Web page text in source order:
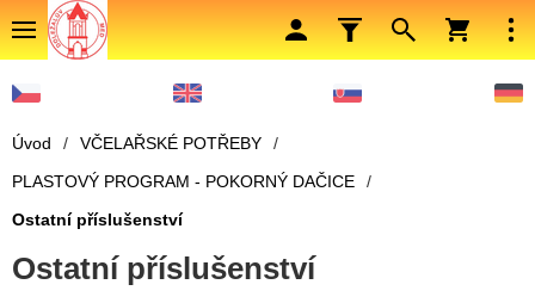
Úvod / VČELAŘSKÉ POTŘEBY
/
PLASTOVÝ PROGRAM - POKORNÝ DAČICE
/
Ostatní příslušenství
Ostatní příslušenství